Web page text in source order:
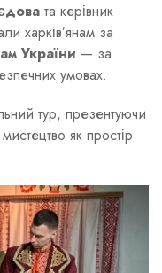
та керівник
харків’янам за
України — за
умовах.
тур, презентуючи
як простір